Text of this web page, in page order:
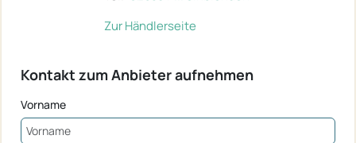
Zur Händlerseite
Kontakt zum Anbieter aufnehmen
Vorname